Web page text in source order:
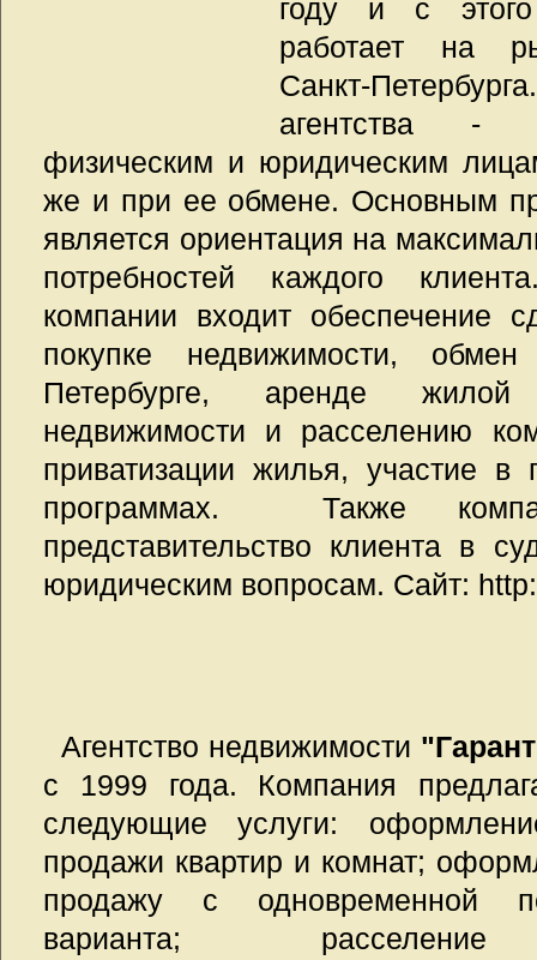
году и с
работает на
Санкт-
агентства -
физическим и юридическим
же и при ее обмене. Основным
является ориентация на
потребностей каждого
компании входит обеспечение
покупке недвижимости,
Петербурге, аренде
недвижимости и расселению
приватизации жилья, участие в
программах.
Также
представительство клиента в
юридическим вопросам. Сайт:
Агентство недвижимости
с 1999 года. Компания
следующие услуги:
продажи квартир и комнат;
продажу с одновременной
варианта; расселение